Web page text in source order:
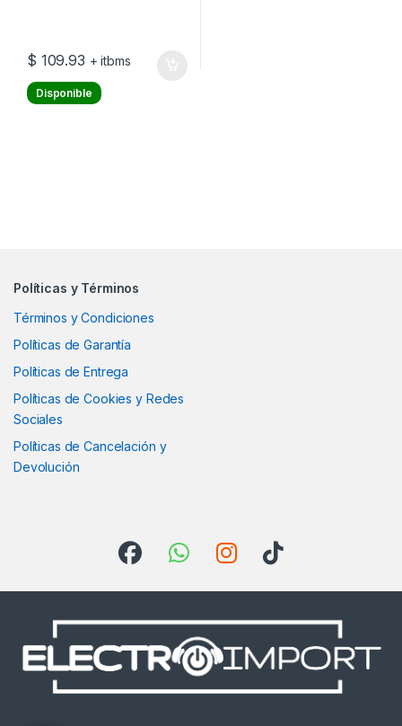
$ 109.93 + itbms
Disponible
Políticas y Términos
Términos y Condiciones
Políticas de Garantía
Políticas de Entrega
Políticas de Cookies y Redes
Sociales
Políticas de Cancelación y
Devolución